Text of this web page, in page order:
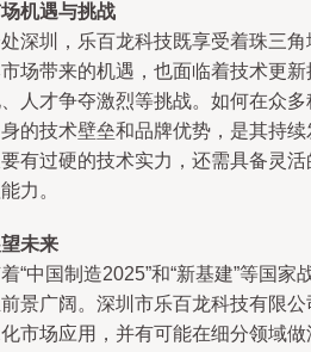
机遇与挑战
深圳，乐百龙科技既享受着珠三
场带来的机遇，也面临着技术更
人才争夺激烈等挑战。如何在众
的技术壁垒和品牌优势，是其持
有过硬的技术实力，还需具备灵
力。
未来
“中国制造2025”和“新基建”等国
景广阔。深圳市乐百龙科技有限
市场应用，并有可能在细分领域